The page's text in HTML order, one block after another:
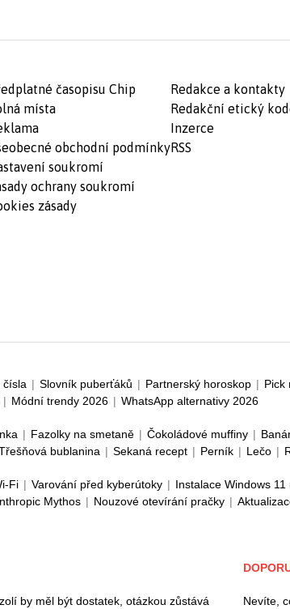
časopisu Chip
místa
obchodní podmínky
soukromí
ochrany soukromí
zásady
Redakce a kontakty
Redakční etický
Inzerce
RSS
čísla | Slovník puberťáků | Partnerský horoskop | Pick
| Módní trendy 2026 | WhatsApp alternativy 2026
| Fazolky na smetaně | Čokoládové muffiny |
bublanina | Sekaná recept | Perník | Lečo |
Fi | Varování před kyberútoky | Instalace Windows
Mythos | Nouzové otevírání pračky |
by měl být dostatek, otázkou zůstává
Nevíte,